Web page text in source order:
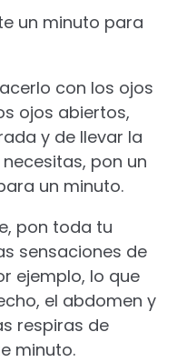
un minuto para
con los ojos
ojos abiertos,
y de llevar la
pon un
un minuto.
pon toda tu
sensaciones de
ejemplo, lo que
el abdomen y
respiras de
minuto.